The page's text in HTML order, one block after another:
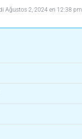
Ağustos 2, 2024 en 12:38 pm